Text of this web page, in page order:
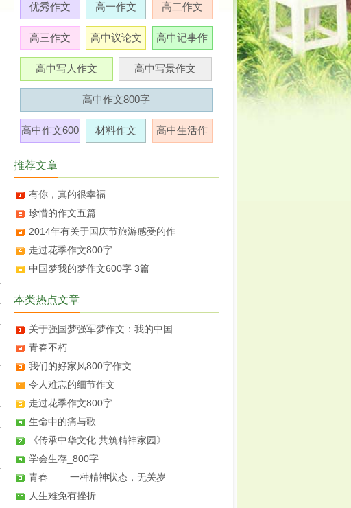
优秀作文 高一作文 高二作文
高三作文 高中议论文
高中记事作
文
高中写人作文 高中写景作文
高中作文800字
高中作文600
材料作文
高中生活作
推荐文章
有你，真的很幸福
珍惜的作文五篇
2014年有关于国庆节旅游感受的作
走过花季作文800字
中国梦我的梦作文600字 3篇
本类热点文章
关于强国梦强军梦作文：我的中国
青春不朽
我们的好家风800字作文
令人难忘的细节作文
走过花季作文800字
生命中的痛与歌
《传承中华文化 共筑精神家园》
学会生存_800字
青春—— 一种精神状态，无关岁
人生难免有挫折